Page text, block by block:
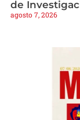
de
agosto 7, 2026